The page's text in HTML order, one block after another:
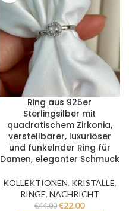
Ring aus 925er
Sterlingsilber mit
quadratischem Zirkonia,
verstellbarer, luxuriöser
und funkelnder Ring für
Damen, eleganter Schmuck
KOLLEKTIONEN, KRISTALLE,
RINGE, NACHRICHT
€44.00 €22.00